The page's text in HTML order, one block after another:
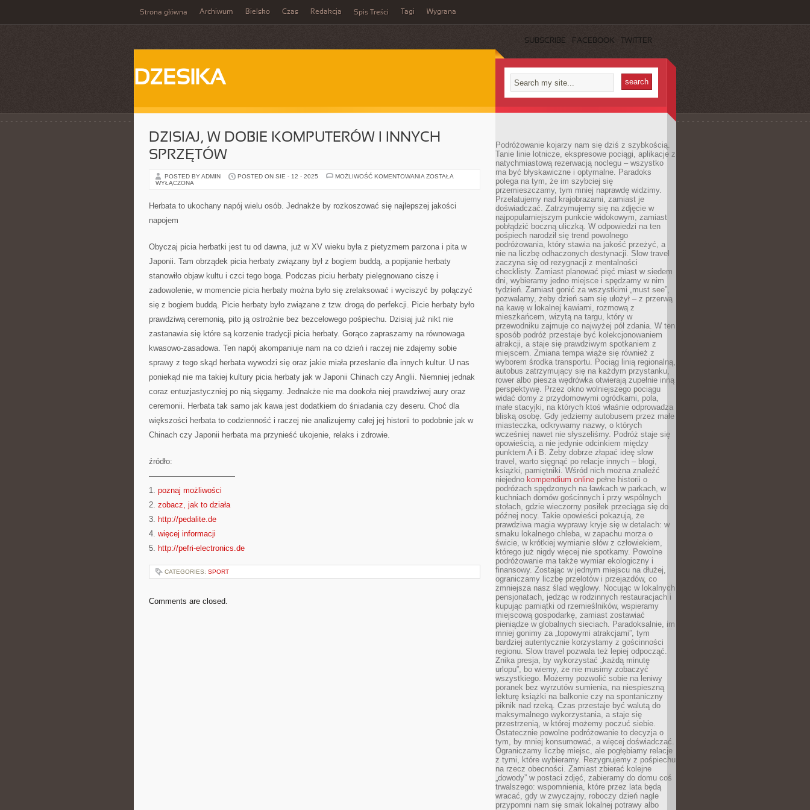
Strona główna Archiwum Bielsko Czas Redakcja Spis Treści Tagi Wygrana
SUBSCRIBE FACEBOOK TWITTER
DZESIKA
DZISIAJ, W DOBIE KOMPUTERÓW I INNYCH
SPRZĘTÓW
POSTED BY ADMIN POSTED ON SIE - 12 - 2025 MOŻLIWOŚĆ KOMENTOWANIA DZISIAJ,
INNYCH
ZOSTAŁA
WYŁĄCZONA
Herbata to ukochany napój wielu osób. Jednakże by rozkoszować się najlepszej jakości
napojem
Obyczaj picia herbatki jest tu od dawna, już w XV wieku była z pietyzmem parzona i pita w
Japonii. Tam obrządek picia herbaty związany był z bogiem buddą, a popijanie herbaty
stanowiło objaw kultu i czci tego boga. Podczas piciu herbaty pielęgnowano ciszę i
zadowolenie, w momencie picia herbaty można było się zrelaksować i wyciszyć by połączyć
się z bogiem buddą. Picie herbaty było związane z tzw. drogą do perfekcji. Picie herbaty było
prawdziwą ceremonią, pito ją ostrożnie bez bezcelowego pośpiechu. Dzisiaj już nikt nie
zastanawia się które są korzenie tradycji picia herbaty. Gorąco zapraszamy na równowaga
kwasowo-zasadowa. Ten napój akompaniuje nam na co dzień i raczej nie zdajemy sobie
sprawy z tego skąd herbata wywodzi się oraz jakie miała przesłanie dla innych kultur. U nas
poniekąd nie ma takiej kultury picia herbaty jak w Japonii Chinach czy Anglii. Niemniej jednak
coraz entuzjastyczniej po nią sięgamy. Jednakże nie ma dookoła niej prawdziwej aury oraz
ceremonii. Herbata tak samo jak kawa jest dodatkiem do śniadania czy deseru. Choć dla
większości herbata to codzienność i raczej nie analizujemy całej jej historii to podobnie jak w
Chinach czy Japonii herbata ma przynieść ukojenie, relaks i zdrowie.
źródło:
———————————
1. poznaj możliwości
2. zobacz, jak to działa
3. http://pedalite.de
4. więcej informacji
5. http://pefri-electronics.de
CATEGORIES: SPORT
Comments are closed.
Podróżowanie kojarzy nam się dziś z szybkością.
Tanie linie lotnicze, ekspresowe pociągi, aplikacje z
natychmiastową rezerwacją noclegu – wszystko
ma być błyskawiczne i optymalne. Paradoks
polega na tym, że im szybciej się
przemieszczamy, tym mniej naprawdę widzimy.
Przelatujemy nad krajobrazami, zamiast je
doświadczać. Zatrzymujemy się na zdjęcie w
najpopularniejszym punkcie widokowym, zamiast
pobłądzić boczną uliczką. W odpowiedzi na ten
pośpiech narodził się trend powolnego
podróżowania, który stawia na jakość przeżyć, a
nie na liczbę odhaczonych destynacji. Slow travel
zaczyna się od rezygnacji z mentalności
checklisty. Zamiast planować pięć miast w siedem
dni, wybieramy jedno miejsce i spędzamy w nim
tydzień. Zamiast gonić za wszystkimi „must see”,
pozwalamy, żeby dzień sam się ułożył – z przerwą
na kawę w lokalnej kawiarni, rozmową z
mieszkańcem, wizytą na targu, który w
przewodniku zajmuje co najwyżej pół zdania. W ten
sposób podróż przestaje być kolekcjonowaniem
atrakcji, a staje się prawdziwym spotkaniem z
miejscem. Zmiana tempa wiąże się również z
wyborem środka transportu. Pociąg linią regionalną,
autobus zatrzymujący się na każdym przystanku,
rower albo piesza wędrówka otwierają zupełnie inną
perspektywę. Przez okno wolniejszego pociągu
widać domy z przydomowymi ogródkami, pola,
małe stacyjki, na których ktoś właśnie odprowadza
bliską osobę. Gdy jedziemy autobusem przez małe
miasteczka, odkrywamy nazwy, o których
wcześniej nawet nie słyszeliśmy. Podróż staje się
opowieścią, a nie jedynie odcinkiem między
punktem A i B. Żeby dobrze złapać ideę slow
travel, warto sięgnąć po relacje innych – blogi,
książki, pamiętniki. Wśród nich można znaleźć
niejedno kompendium online pełne historii o
podróżach spędzonych na ławkach w parkach, w
kuchniach domów gościnnych i przy wspólnych
stołach, gdzie wieczorny posiłek przeciąga się do
późnej nocy. Takie opowieści pokazują, że
prawdziwa magia wyprawy kryje się w detalach: w
smaku lokalnego chleba, w zapachu morza o
świcie, w krótkiej wymianie słów z człowiekiem,
którego już nigdy więcej nie spotkamy. Powolne
podróżowanie ma także wymiar ekologiczny i
finansowy. Zostając w jednym miejscu na dłużej,
ograniczamy liczbę przelotów i przejazdów, co
zmniejsza nasz ślad węglowy. Nocując w lokalnych
pensjonatach, jedząc w rodzinnych restauracjach i
kupując pamiątki od rzemieślników, wspieramy
miejscową gospodarkę, zamiast zostawiać
pieniądze w globalnych sieciach. Paradoksalnie, im
mniej gonimy za „topowymi atrakcjami”, tym
bardziej autentycznie korzystamy z gościnności
regionu. Slow travel pozwala też lepiej odpocząć.
Znika presja, by wykorzystać „każdą minutę
urlopu”, bo wiemy, że nie musimy zobaczyć
wszystkiego. Możemy pozwolić sobie na leniwy
poranek bez wyrzutów sumienia, na niespieszną
lekturę książki na balkonie czy na spontaniczny
piknik nad rzeką. Czas przestaje być walutą do
maksymalnego wykorzystania, a staje się
przestrzenią, w której możemy poczuć siebie.
Ostatecznie powolne podróżowanie to decyzja o
tym, by mniej konsumować, a więcej doświadczać.
Ograniczamy liczbę miejsc, ale pogłębiamy relacje
z tymi, które wybieramy. Rezygnujemy z pośpiechu
na rzecz obecności. Zamiast zbierać kolejne
„dowody” w postaci zdjęć, zabieramy do domu coś
trwalszego: wspomnienia, które przez lata będą
wracać, gdy w zwyczajny, roboczy dzień nagle
przypomni nam się smak lokalnej potrawy albo